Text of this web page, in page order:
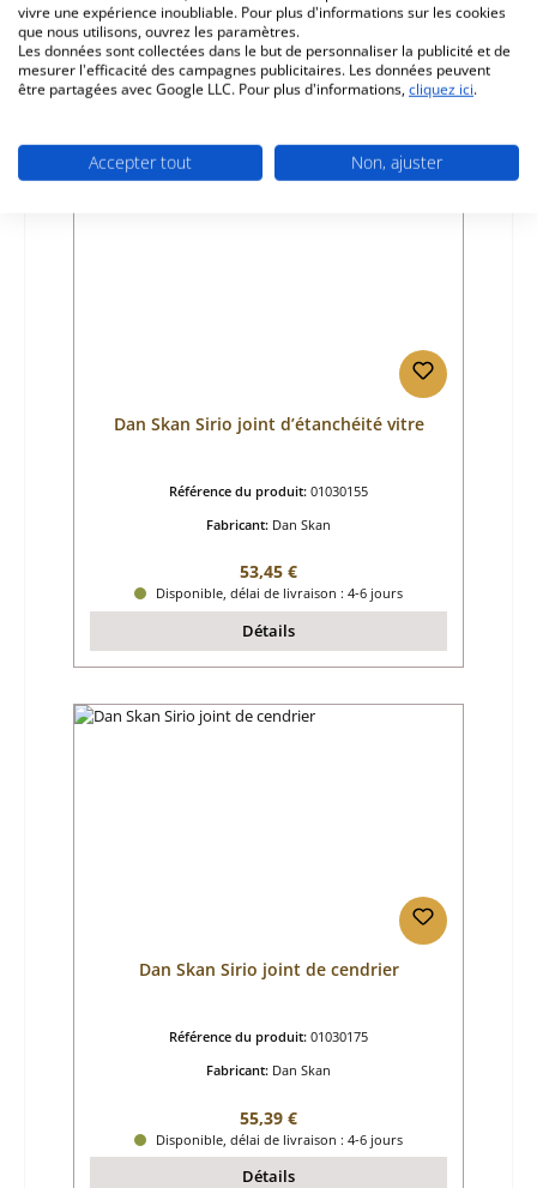
Prix régulier :
211,00 €
Délai de livraison environ 2-3 semaines
Détails
Dan Skan Sirio joint d’étanchéité vitre
Référence du produit: 01030155
Fabricant: Dan Skan
Prix régulier :
53,45 €
Disponible, délai de livraison : 4-6 jours
Détails
Dan Skan Sirio joint de cendrier
Référence du produit: 01030175
Fabricant: Dan Skan
Prix régulier :
55,39 €
Disponible, délai de livraison : 4-6 jours
Détails
vivre une expérience inoubliable. Pour plus d'informations sur les cookies
que nous utilisons, ouvrez les paramètres.
Les données sont collectées dans le but de personnaliser la publicité et de
mesurer l'efficacité des campagnes publicitaires. Les données peuvent
être partagées avec Google LLC. Pour plus d'informations, cliquez ici.
Accepter tout Non, ajuster